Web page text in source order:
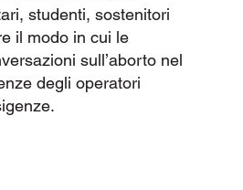
studenti, sostenitori
il modo in cui le
sull’aborto nel
degli operatori